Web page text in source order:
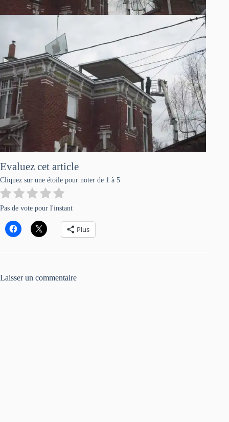
Evaluez cet article
Cliquez sur une étoile pour noter de 1 à 5
Pas de vote pour l'instant
Plus
Laisser un commentaire